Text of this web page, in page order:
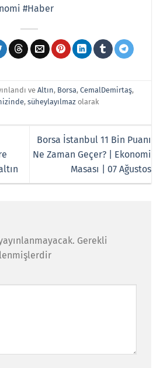
#Haber
veAltın, Borsa,CemalDemirtaş,
,süheylayılmaz olarak
Borsa İstanbul 11 Bin Puanı
Ne Zaman Geçer? | Ekonomi
Masası | 07 Ağustos
Gerekli